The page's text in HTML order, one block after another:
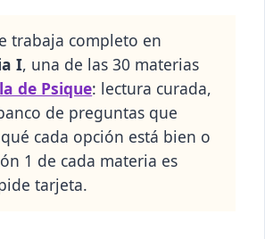
trabaja completo en
I, una de las 30 materias
de Psique: lectura curada,
de preguntas que
cada opción está bien o
1 de cada materia es
tarjeta.